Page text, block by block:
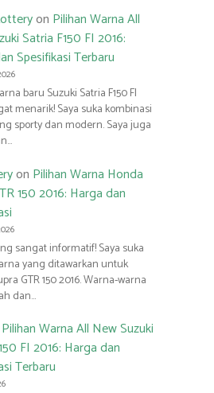
on Pilihan Warna All
Satria F150 FI 2016:
Spesifikasi Terbaru
baru Suzuki Satria F150 FI
menarik! Saya suka kombinasi
sporty dan modern. Saya juga
on Pilihan Warna Honda
150 2016: Harga dan
sangat informatif! Saya suka
yang ditawarkan untuk
GTR 150 2016. Warna-warna
dan…
Pilihan Warna All New Suzuki
FI 2016: Harga dan
Terbaru